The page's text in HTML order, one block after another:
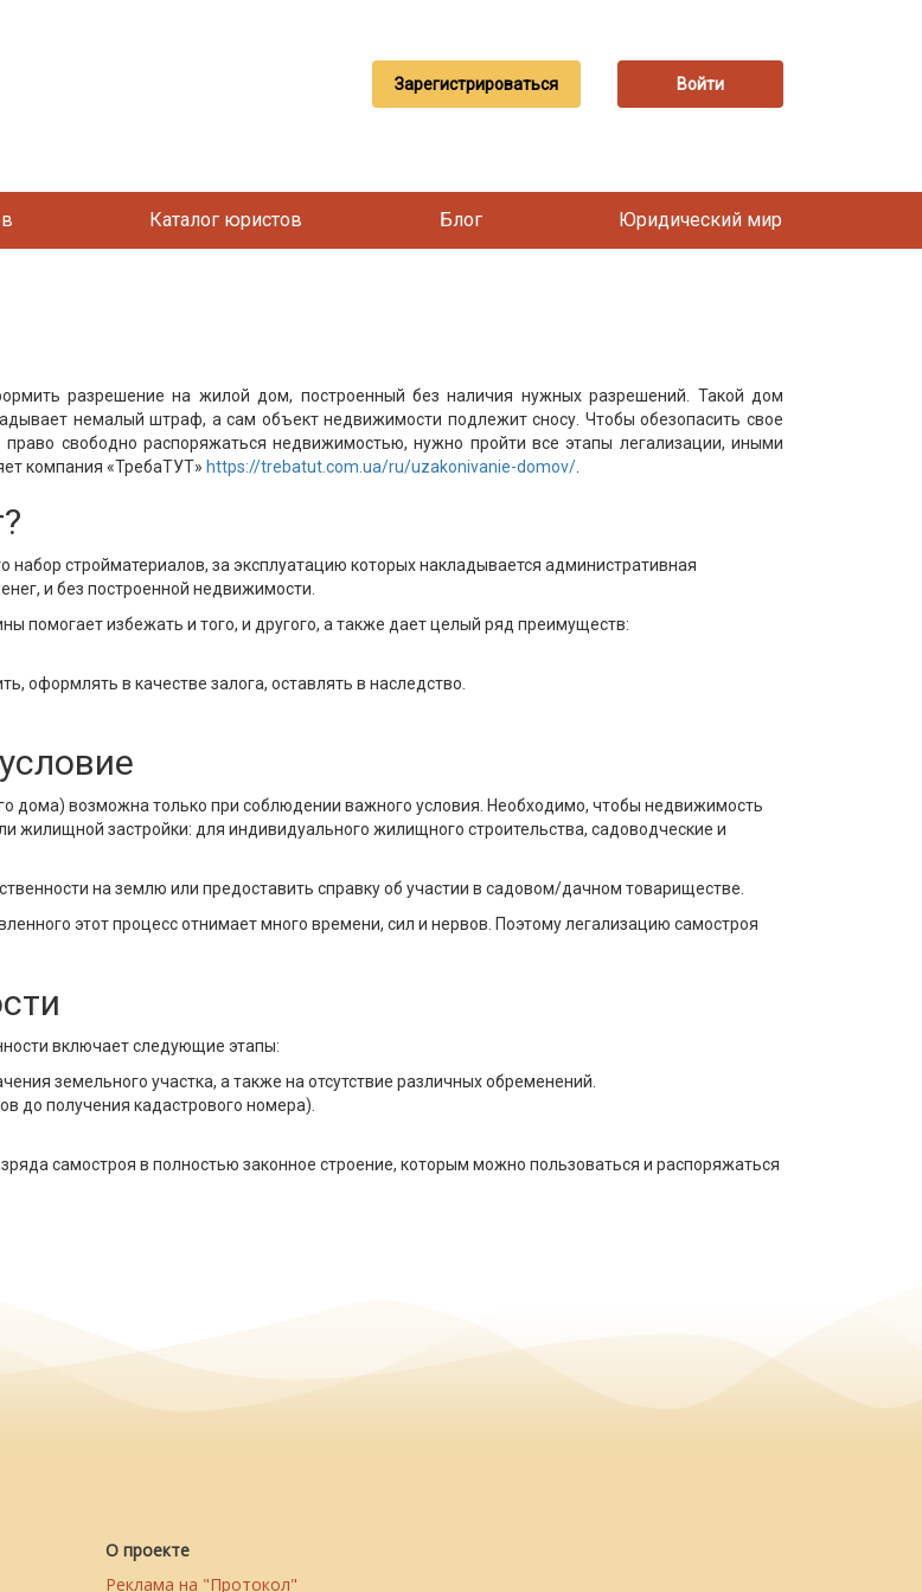
Зарегистрироваться Войти
Каталог юристов Блог Юридический мир
разрешение на жилой дом, построенный без наличия нужных разрешений. Такой дом
немалый штраф, а сам объект недвижимости подлежит сносу. Чтобы обезопасить свое
свободно распоряжаться недвижимостью, нужно пройти все этапы легализации, иными
компания «ТребаТУТ» https://trebatut.com.ua/ru/uzakonivanie-domov/
набор стройматериалов, за эксплуатацию которых накладывается административная
и без построенной недвижимости.
помогает избежать и того, и другого, а также дает целый ряд преимуществ:
оформлять в качестве залога, оставлять в наследство.
дома) возможна только при соблюдении важного условия. Необходимо, чтобы недвижимость
жилищной застройки: для индивидуального жилищного строительства, садоводческие и
на землю или предоставить справку об участии в садовом/дачном товариществе.
этот процесс отнимает много времени, сил и нервов. Поэтому легализацию самостроя
включает следующие этапы:
земельного участка, а также на отсутствие различных обременений.
до получения кадастрового номера).
самостроя в полностью законное строение, которым можно пользоваться и распоряжаться
О проекте
Реклама на "Протокол"